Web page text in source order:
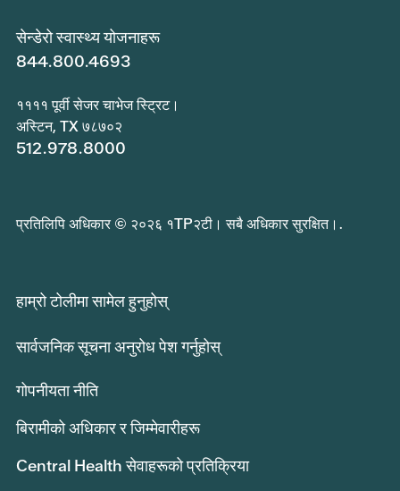
सेन्डेरो स्वास्थ्य योजनाहरू
844.800.4693
११११ पूर्वी सेजर चाभेज स्ट्रिट।
अस्टिन, TX ७८७०२
512.978.8000
प्रतिलिपि अधिकार © २०२६ १TP२टी। सबै अधिकार सुरक्षित।.
हाम्रो टोलीमा सामेल हुनुहोस्
सार्वजनिक सूचना अनुरोध पेश गर्नुहोस्
गोपनीयता नीति
बिरामीको अधिकार र जिम्मेवारीहरू
Central Health सेवाहरूको प्रतिक्रिया